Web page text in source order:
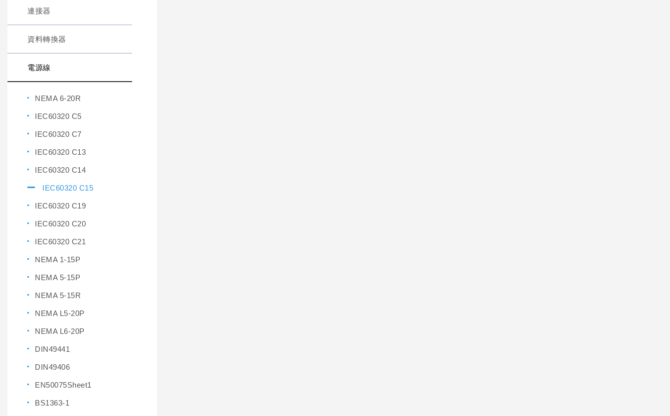
連接器
資料轉換器
電源線
NEMA 6-20R
IEC60320 C5
IEC60320 C7
IEC60320 C13
IEC60320 C14
IEC60320 C15
IEC60320 C19
IEC60320 C20
IEC60320 C21
NEMA 1-15P
NEMA 5-15P
NEMA 5-15R
NEMA L5-20P
NEMA L6-20P
DIN49441
DIN49406
EN50075Sheet1
BS1363-1